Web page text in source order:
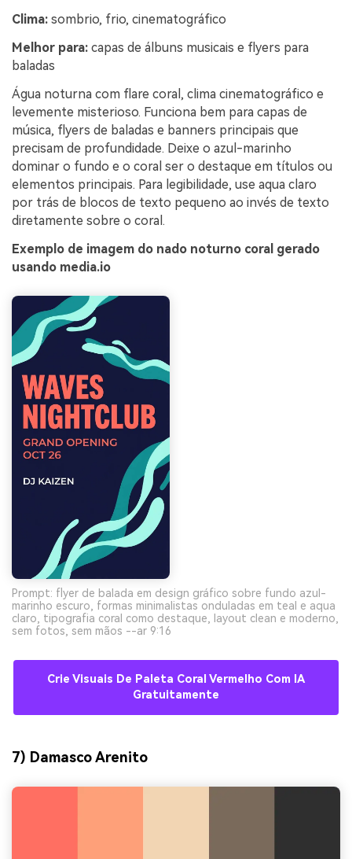
Clima: sombrio, frio, cinematográfico
Melhor para: capas de álbuns musicais e flyers para
baladas
Água noturna com flare coral, clima cinematográfico e
levemente misterioso. Funciona bem para capas de
música, flyers de baladas e banners principais que
precisam de profundidade. Deixe o azul-marinho
dominar o fundo e o coral ser o destaque em títulos ou
elementos principais. Para legibilidade, use aqua claro
por trás de blocos de texto pequeno ao invés de texto
diretamente sobre o coral.
Exemplo de imagem do nado noturno coral gerado
usando media.io
Prompt: flyer de balada em design gráfico sobre fundo azul-
marinho escuro, formas minimalistas onduladas em teal e aqua
claro, tipografia coral como destaque, layout clean e moderno,
sem fotos, sem mãos --ar 9:16
Crie Visuais De Paleta Coral Vermelho Com IA
Gratuitamente
7) Damasco Arenito